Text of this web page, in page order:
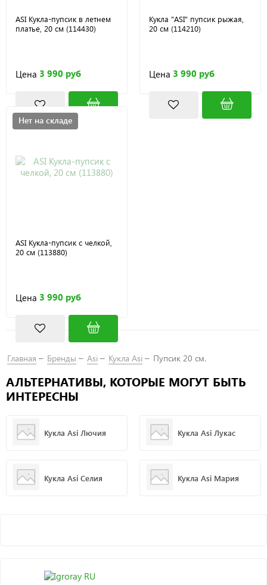
ASI Кукла-пупсик в летнем
платье, 20 см (114430)
Цена 3 990 руб
Кукла "ASI" пупсик рыжая,
20 см (114210)
Цена 3 990 руб
Нет на складе
ASI Кукла-пупсик с челкой,
20 см (113880)
Цена 3 990 руб
Главная Бренды Asi Кукла Asi Пупсик 20 см.
АЛЬТЕРНАТИВЫ, КОТОРЫЕ МОГУТ БЫТЬ
ИНТЕРЕСНЫ
Кукла Asi Лючия Кукла Asi Лукас
Кукла Asi Селия Кукла Asi Мария